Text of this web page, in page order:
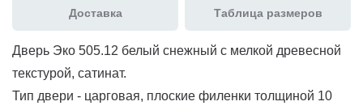
Доставка Таблица размеров
Дверь Эко 505.12 белый снежный с мелкой древесной
текстурой, сатинат.
Тип двери - царговая, плоские филенки толщиной 10